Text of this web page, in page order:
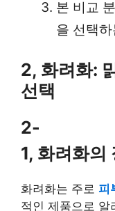
본 비교
을 선택
2, 화려화:
선택
2-
1, 화려화의
화려화는 주로 피
적인 제품으로 알